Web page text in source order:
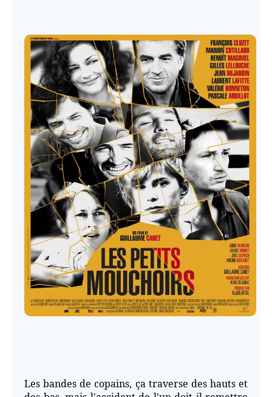
Les bandes de copains, ça traverse des hauts et